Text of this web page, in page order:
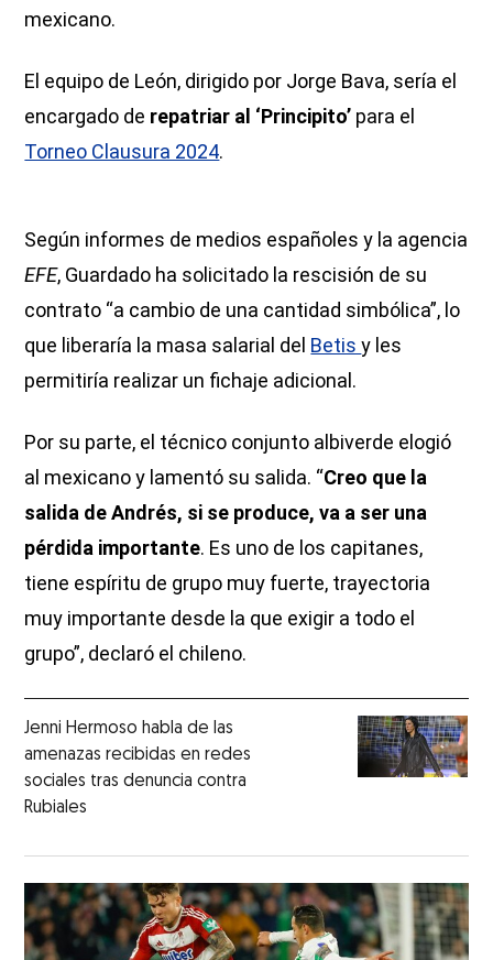
mexicano.
El equipo de León, dirigido por Jorge Bava, sería el
encargado de repatriar al ‘Principito’ para el
Torneo Clausura 2024.
Según informes de medios españoles y la agencia
EFE, Guardado ha solicitado la rescisión de su
contrato “a cambio de una cantidad simbólica”, lo
que liberaría la masa salarial del Betisy les
permitiría realizar un fichaje adicional.
Por su parte, el técnico conjunto albiverde elogió
al mexicano y lamentó su salida. “Creo que la
salida de Andrés, si se produce, va a ser una
pérdida importante. Es uno de los capitanes,
tiene espíritu de grupo muy fuerte, trayectoria
muy importante desde la que exigir a todo el
grupo”, declaró el chileno.
Jenni Hermoso habla de las
amenazas recibidas en redes
sociales tras denuncia contra
Rubiales